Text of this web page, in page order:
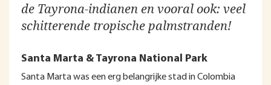
de Tayrona-indianen en vooral ook: veel
schitterende tropische palmstranden!
Santa Marta & Tayrona National Park
Santa Marta was een erg belangrijke stad in Colombia